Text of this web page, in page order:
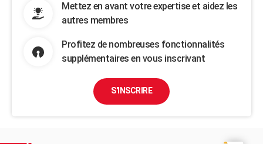
Mettez en avant votre expertise et aidez les
autres membres
Profitez de nombreuses fonctionnalités
supplémentaires en vous inscrivant
S'INSCRIRE